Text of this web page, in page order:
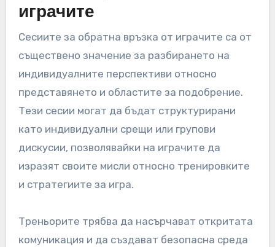
играчите
Сесиите за обратна връзка от играчите са от
съществено значение за разбирането на
индивидуалните перспективи относно
представянето и областите за подобрение.
Тези сесии могат да бъдат структурирани
като индивидуални срещи или групови
дискусии, позволявайки на играчите да
изразят своите мисли относно тренировките
и стратегиите за игра.
Треньорите трябва да насърчават откритата
комуникация и да създават безопасна среда